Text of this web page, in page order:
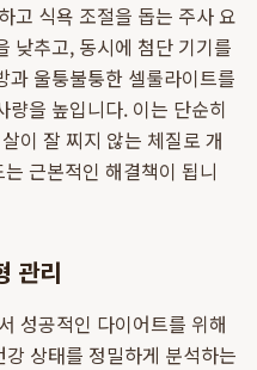
고 식욕 조절을 돕는 주사 요
낮추고, 동시에 첨단 기기를
과 울퉁불퉁한 셀룰라이트를
을 높입니다. 이는 단순히
이 잘 찌지 않는 체질로 개
근본적인 해결책이 됩니
관리
성공적인 다이어트를 위해
상태를 정밀하게 분석하는